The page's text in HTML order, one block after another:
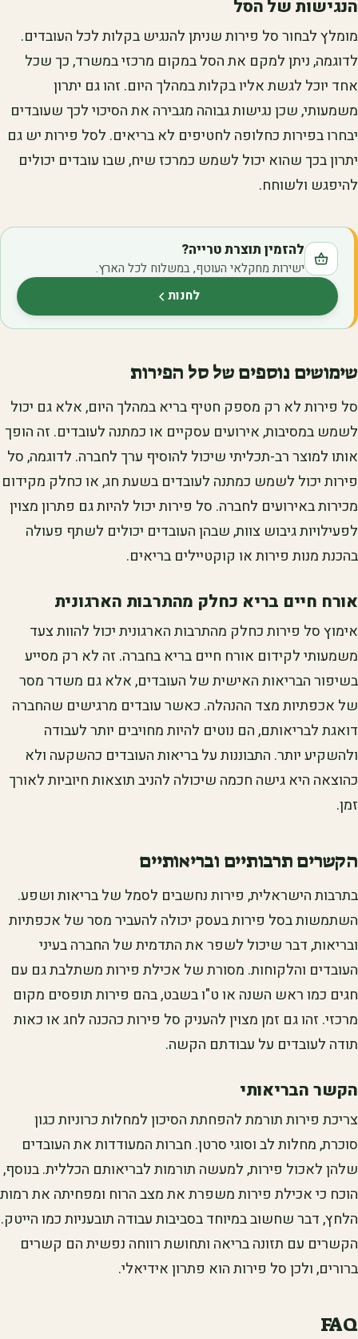
הנגישות של הסל
מומלץ לבחור סל פירות שניתן להנגיש בקלות לכל העובדים.
לדוגמה, ניתן למקם את הסל במקום מרכזי במשרד, כך שכל
אחד יוכל לגשת אליו בקלות במהלך היום. זהו גם יתרון
משמעותי, שכן נגישות גבוהה מגבירה את הסיכוי לכך שעובדים
יבחרו בפירות כחלופה לחטיפים לא בריאים. לסל פירות יש גם
יתרון בכך שהוא יכול לשמש כמרכז שיח, שבו עובדים יכולים
להיפגש ולשוחח.
להזמין תוצרת טרייה?
ישירות מחקלאי העוטף, במשלוח לכל הארץ.
לחנות(נפתח בלשונית חדשה)
שימושים נוספים של סל הפירות
סל פירות לא רק מספק חטיף בריא במהלך היום, אלא גם יכול
לשמש במסיבות, אירועים עסקיים או כמתנה לעובדים. זה הופך
אותו למוצר רב-תכליתי שיכול להוסיף ערך לחברה. לדוגמה, סל
פירות יכול לשמש כמתנה לעובדים בשעת חג, או כחלק מקידום
מכירות באירועים לחברה. סל פירות יכול להיות גם פתרון מצוין
לפעילויות גיבוש צוות, שבהן העובדים יכולים לשתף פעולה
בהכנת מנות פירות או קוקטיילים בריאים.
אורח חיים בריא כחלק מהתרבות הארגונית
אימוץ סל פירות כחלק מהתרבות הארגונית יכול להוות צעד
משמעותי לקידום אורח חיים בריא בחברה. זה לא רק מסייע
בשיפור הבריאות האישית של העובדים, אלא גם משדר מסר
של אכפתיות מצד ההנהלה. כאשר עובדים מרגישים שהחברה
דואגת לבריאותם, הם נוטים להיות מחויבים יותר לעבודה
ולהשקיע יותר. התבוננות על בריאות העובדים כהשקעה ולא
כהוצאה היא גישה חכמה שיכולה להניב תוצאות חיוביות לאורך
זמן.
הקשרים תרבותיים ובריאותיים
בתרבות הישראלית, פירות נחשבים לסמל של בריאות ושפע.
השתמשות בסל פירות בעסק יכולה להעביר מסר של אכפתיות
ובריאות, דבר שיכול לשפר את התדמית של החברה בעיני
העובדים והלקוחות. מסורת של אכילת פירות משתלבת גם עם
חגים כמו ראש השנה או ט"ו בשבט, בהם פירות תופסים מקום
מרכזי. זהו גם זמן מצוין להעניק סל פירות כהכנה לחג או כאות
תודה לעובדים על עבודתם הקשה.
הקשר הבריאותי
צריכת פירות תורמת להפחתת הסיכון למחלות כרוניות כגון
סוכרת, מחלות לב וסוגי סרטן. חברות המעודדות את העובדים
שלהן לאכול פירות, למעשה תורמות לבריאותם הכללית. בנוסף,
הוכח כי אכילת פירות משפרת את מצב הרוח ומפחיתה את רמות
הלחץ, דבר שחשוב במיוחד בסביבות עבודה תובעניות כמו הייטק.
הקשרים עם תזונה בריאה ותחושת רווחה נפשית הם קשרים
ברורים, ולכן סל פירות הוא פתרון אידיאלי.
FAQ